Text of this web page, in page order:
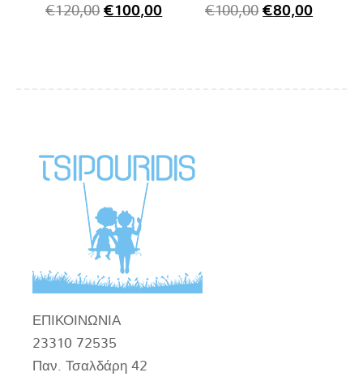
€120,00 €100,00
€100,00 €80,00
ΕΠΙΚΟΙΝΩΝΙΑ
23310 72535
Παν. Τσαλδάρη 42